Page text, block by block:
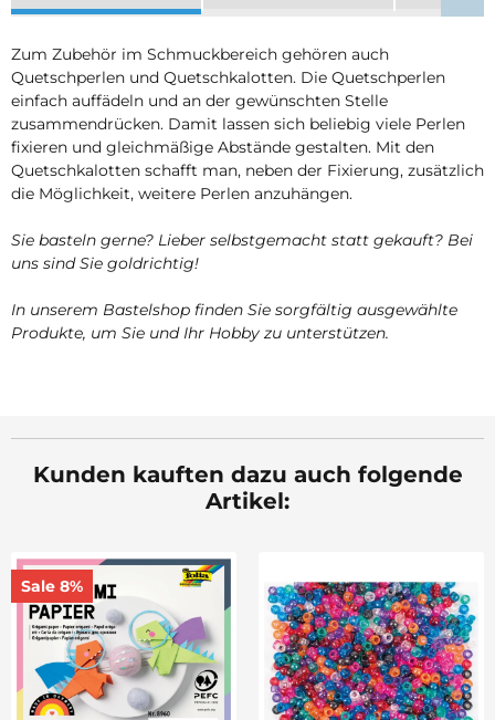
Zum Zubehör im Schmuckbereich gehören auch
Quetschperlen und Quetschkalotten. Die Quetschperlen
einfach auffädeln und an der gewünschten Stelle
zusammendrücken. Damit lassen sich beliebig viele Perlen
fixieren und gleichmäßige Abstände gestalten. Mit den
Quetschkalotten schafft man, neben der Fixierung, zusätzlich
die Möglichkeit, weitere Perlen anzuhängen.
Sie basteln gerne? Lieber selbstgemacht statt gekauft? Bei
uns sind Sie goldrichtig!
In unserem Bastelshop finden Sie sorgfältig ausgewählte
Produkte, um Sie und Ihr Hobby zu unterstützen.
Kunden kauften dazu auch folgende
Artikel:
Sale 8%